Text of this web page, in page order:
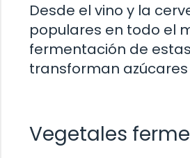
Desde el vino y la
populares en todo el
fermentación de
transforman
Vegetales